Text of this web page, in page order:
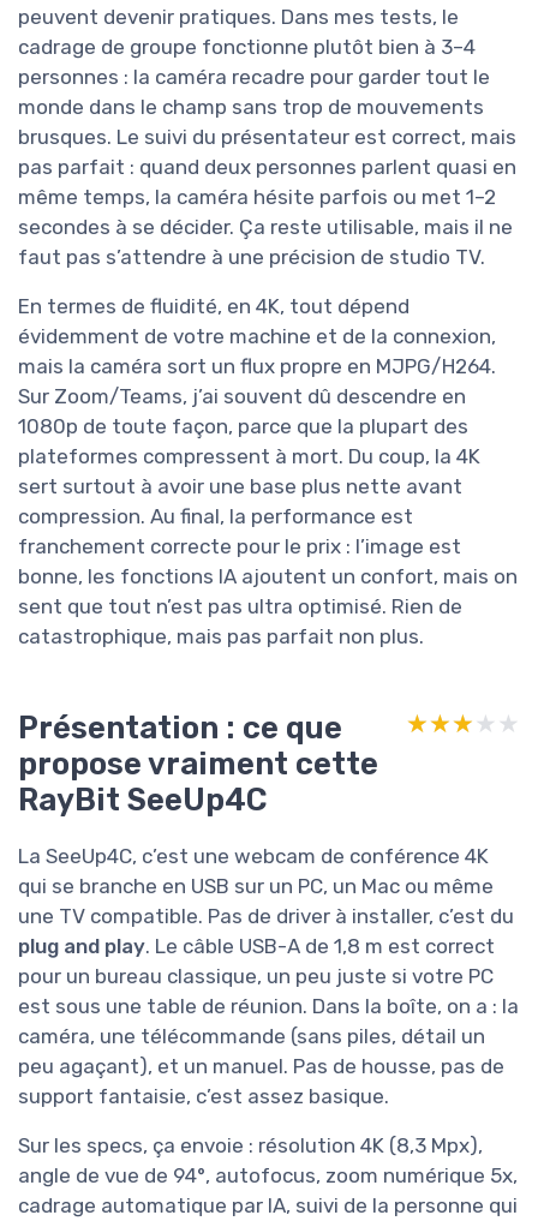
peuvent devenir pratiques. Dans mes tests, le
cadrage de groupe fonctionne plutôt bien à 3–4
personnes : la caméra recadre pour garder tout le
monde dans le champ sans trop de mouvements
brusques. Le suivi du présentateur est correct, mais
pas parfait : quand deux personnes parlent quasi en
même temps, la caméra hésite parfois ou met 1–2
secondes à se décider. Ça reste utilisable, mais il ne
faut pas s’attendre à une précision de studio TV.
En termes de fluidité, en 4K, tout dépend
évidemment de votre machine et de la connexion,
mais la caméra sort un flux propre en MJPG/H264.
Sur Zoom/Teams, j’ai souvent dû descendre en
1080p de toute façon, parce que la plupart des
plateformes compressent à mort. Du coup, la 4K
sert surtout à avoir une base plus nette avant
compression. Au final, la performance est
franchement correcte pour le prix : l’image est
bonne, les fonctions IA ajoutent un confort, mais on
sent que tout n’est pas ultra optimisé. Rien de
catastrophique, mais pas parfait non plus.
Présentation : ce que
propose vraiment cette
RayBit SeeUp4C
★★★★★
★★★★★
La SeeUp4C, c’est une webcam de conférence 4K
qui se branche en USB sur un PC, un Mac ou même
une TV compatible. Pas de driver à installer, c’est du
plug and play. Le câble USB-A de 1,8 m est correct
pour un bureau classique, un peu juste si votre PC
est sous une table de réunion. Dans la boîte, on a : la
caméra, une télécommande (sans piles, détail un
peu agaçant), et un manuel. Pas de housse, pas de
support fantaisie, c’est assez basique.
Sur les specs, ça envoie : résolution 4K (8,3 Mpx),
angle de vue de 94°, autofocus, zoom numérique 5x,
cadrage automatique par IA, suivi de la personne qui